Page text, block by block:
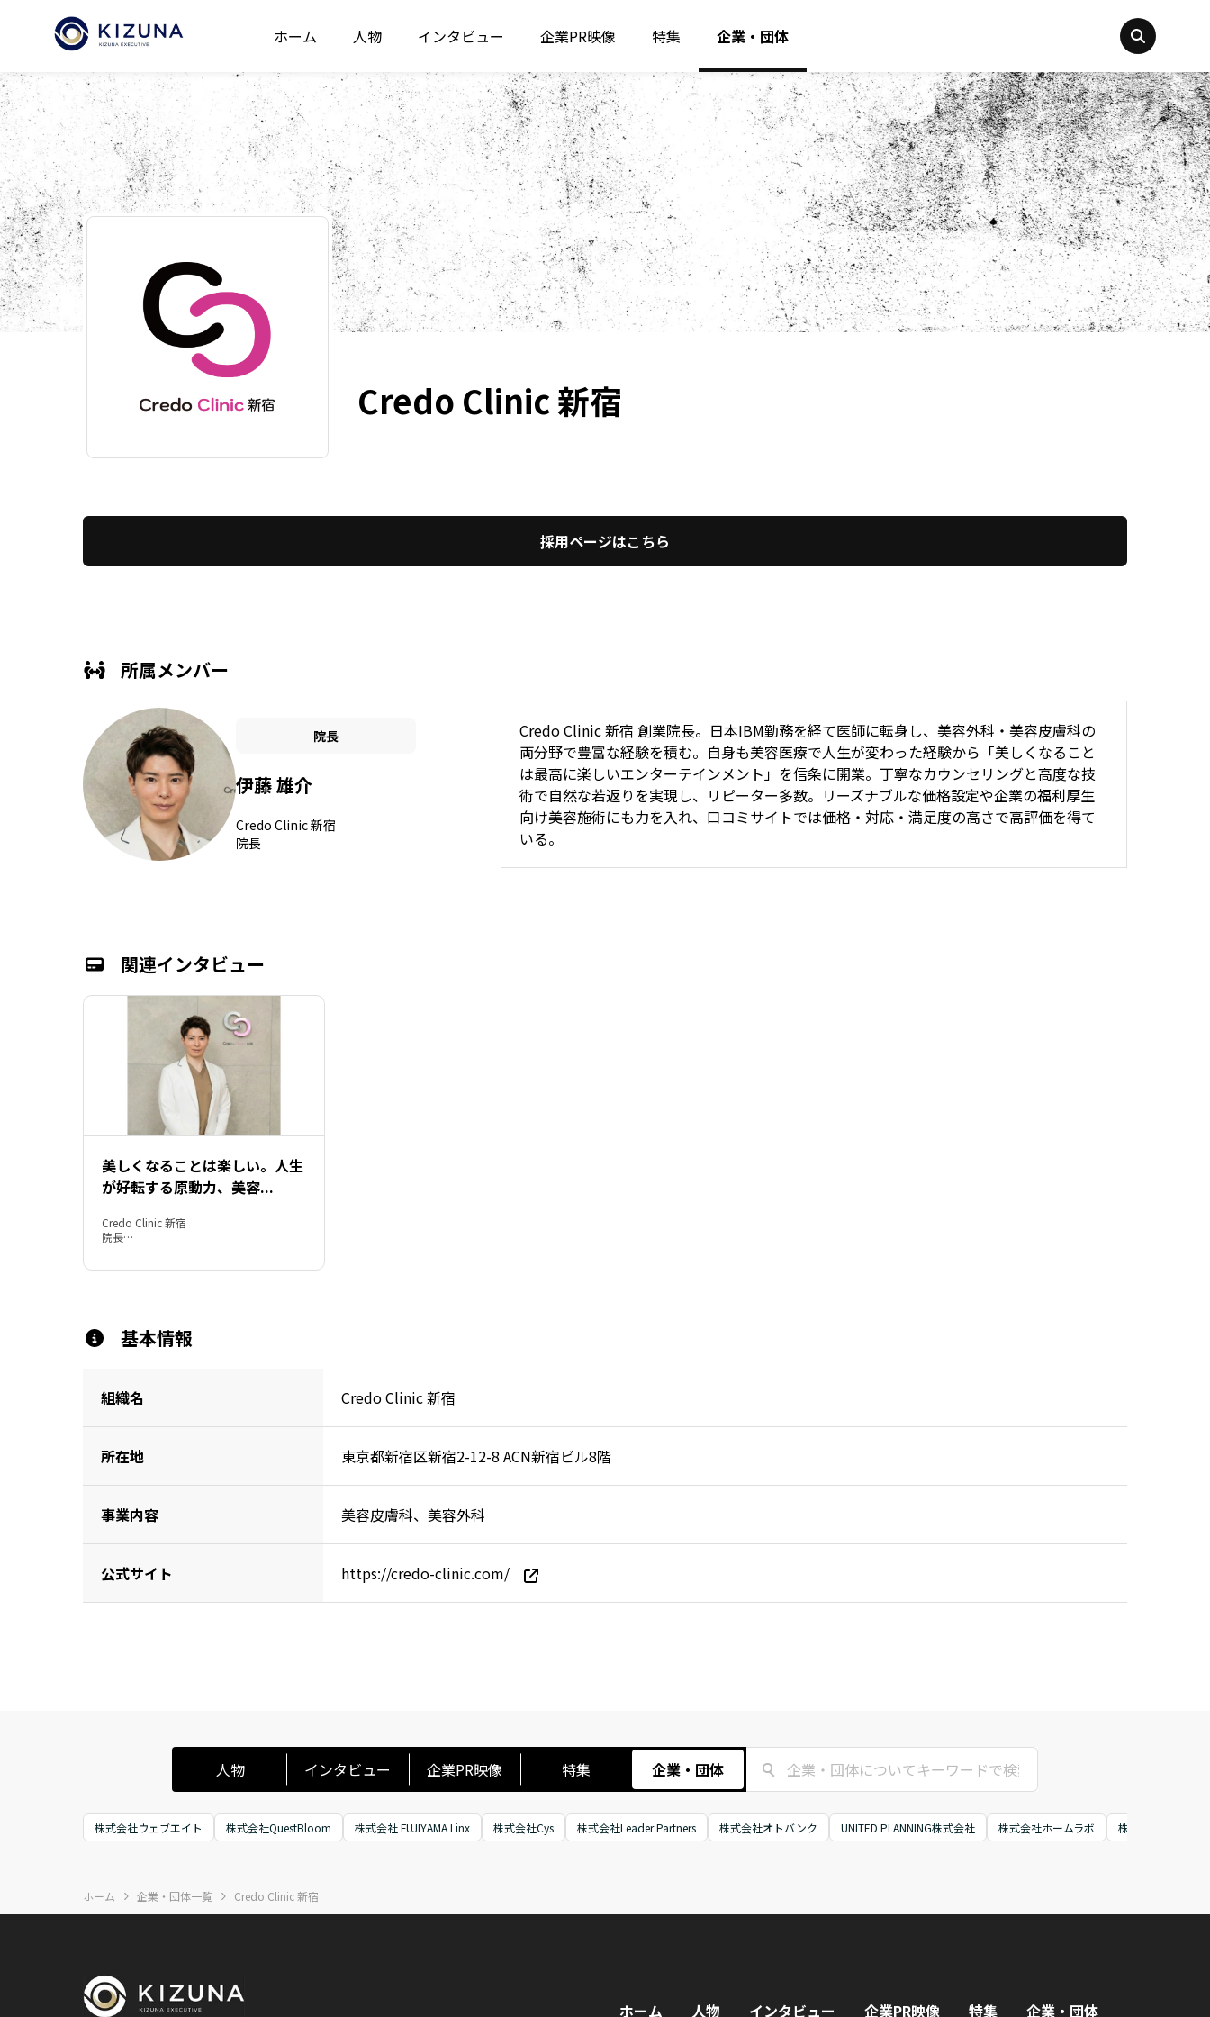
ホーム 人物 インタビュー 企業PR映像 特集 企業・団体
Credo Clinic 新宿
採用ページはこちら
所属メンバー
院長
伊藤 雄介
Credo Clinic 新宿
院長
Credo Clinic 新宿 創業院長。日本IBM勤務を経て医師に転身し、美容外科・美容皮膚科の
両分野で豊富な経験を積む。自身も美容医療で人生が変わった経験から「美しくなること
は最高に楽しいエンターテインメント」を信条に開業。丁寧なカウンセリングと高度な技
術で自然な若返りを実現し、リピーター多数。リーズナブルな価格設定や企業の福利厚生
向け美容施術にも力を入れ、口コミサイトでは価格・対応・満足度の高さで高評価を得て
いる。
関連インタビュー
美しくなることは楽しい。人生
が好転する原動力、美容...
Credo Clinic 新宿
院長
基本情報
組織名 Credo Clinic 新宿
所在地 東京都新宿区新宿2-12-8 ACN新宿ビル8階
事業内容 美容皮膚科、美容外科
公式サイト https://credo-clinic.com/
人物 インタビュー 企業PR映像 特集 企業・団体
株式会社ウェブエイト 株式会社QuestBloom 株式会社 FUJIYAMA Linx 株式会社Cys 株式会社Leader Partners 株式会社オトバンク UNITED PLANNING株式会社 株式会社ホームラボ 株式会社リンクス
ホーム 企業・団体一覧 Credo Clinic 新宿
ホーム 人物 インタビュー 企業PR映像 特集 企業・団体